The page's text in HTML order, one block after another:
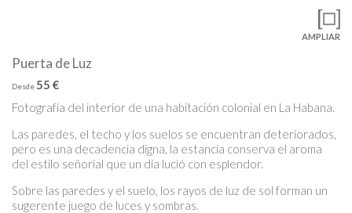
AMPLIAR
Puerta de Luz
Desde 55 €
Fotografía del interior de una habitación colonial en La Habana.
Las paredes, el techo y los suelos se encuentran deteriorados,
pero es una decadencia digna, la estancia conserva el aroma
del estilo señorial que un día lució con esplendor.
Sobre las paredes y el suelo, los rayos de luz de sol forman un
sugerente juego de luces y sombras.